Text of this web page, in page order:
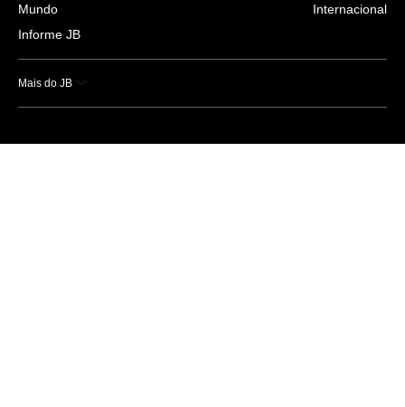
Mundo
Informe JB
Internacional
Mais do JB
Esportes